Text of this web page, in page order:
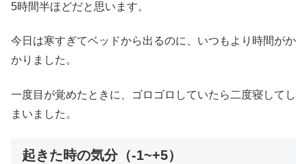
5時間半ほどだと思います。
今日は寒すぎてベッドから出るのに、いつもより時間がか
かりました。
一度目が覚めたときに、ゴロゴロしていたら二度寝してし
まいました。
起きた時の気分（-1~+5）